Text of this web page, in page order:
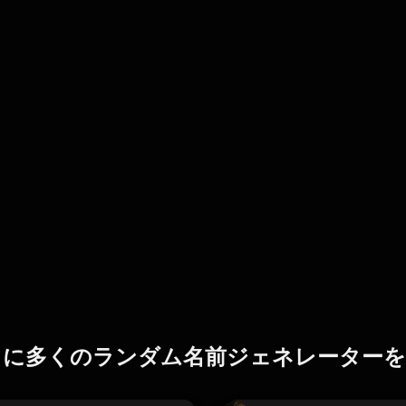
多くのランダム名前ジェネレーター